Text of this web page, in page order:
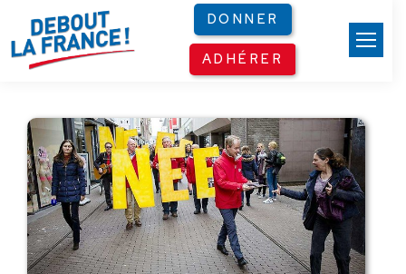
DONNER
ADHÉRER
Panneau de gestion des cookies